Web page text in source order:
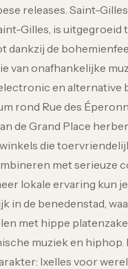
releases. Saint-
Gilles, is uitgegroeid
dankzij de
van onafhankelijke
en alternative
rond Rue des
de Grand Place
die
met serieuze
lokale ervaring kun
in de benedenstad,
met hippe
muziek en hiphop.
Ixelles voor